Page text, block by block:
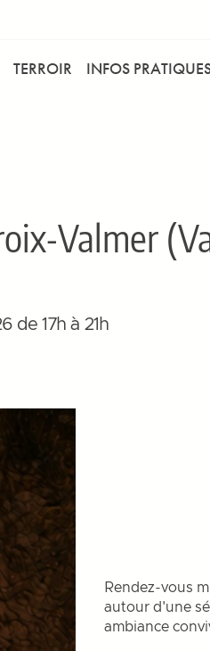
TERROIR
INFOS
Valmer
de 17h à 21h
Rendez-vous
autour d'une
ambiance